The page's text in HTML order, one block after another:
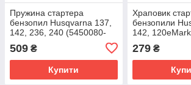
Пружина стартера
бензопил Husqvarna 137,
142, 236, 240 (5450080-
509 ₴
Купити
Храповик
бензопили
142,
279₴